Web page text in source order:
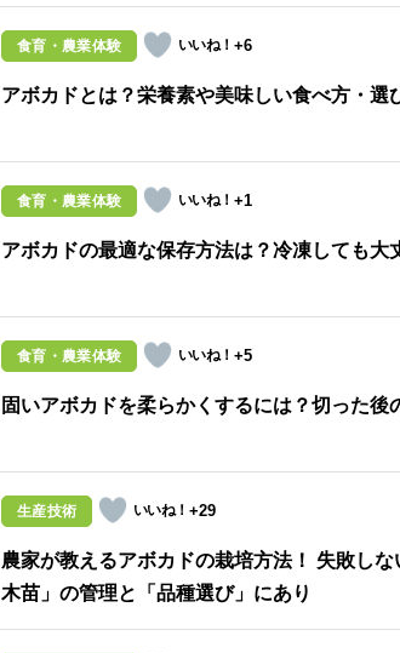
食育・農業体験 +6
アボカドとは？栄養素や美味しい食べ方・選
食育・農業体験 +1
アボカドの最適な保存方法は？冷凍しても大
食育・農業体験 +5
固いアボカドを柔らかくするには？切った後
生産技術 +29
農家が教えるアボカドの栽培方法！ 失敗し
木苗」の管理と「品種選び」にあり